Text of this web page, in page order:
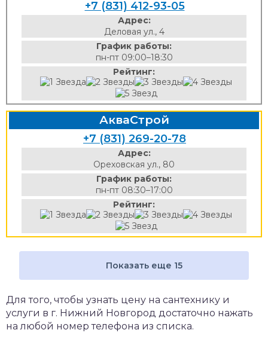
+7 (831) 412-93-05
Адрес:
Деловая ул., 4
График работы:
пн-пт 09:00–18:30
Рейтинг:
АкваСтрой
+7 (831) 269-20-78
Адрес:
Ореховская ул., 80
График работы:
пн-пт 08:30–17:00
Рейтинг:
Показать еще 15
Для того, чтобы узнать цену на сантехнику и
услуги в г. Нижний Новгород достаточно нажать
на любой номер телефона из списка.